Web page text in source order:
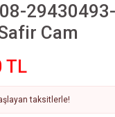
Cam
TL
taksitlerle!